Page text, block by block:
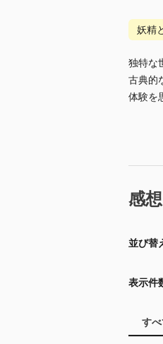
妖精
独特な
古典的
体験を
感
並び替
表示件
すべ